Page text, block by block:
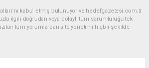
kabul etmiş bulunuyor ve hedefgazetesi.com.tr
ilgili doğrudan veya dolaylı tüm sorumluluğu tek
tüm yorumlardan site yönetimi hiçbir şekilde